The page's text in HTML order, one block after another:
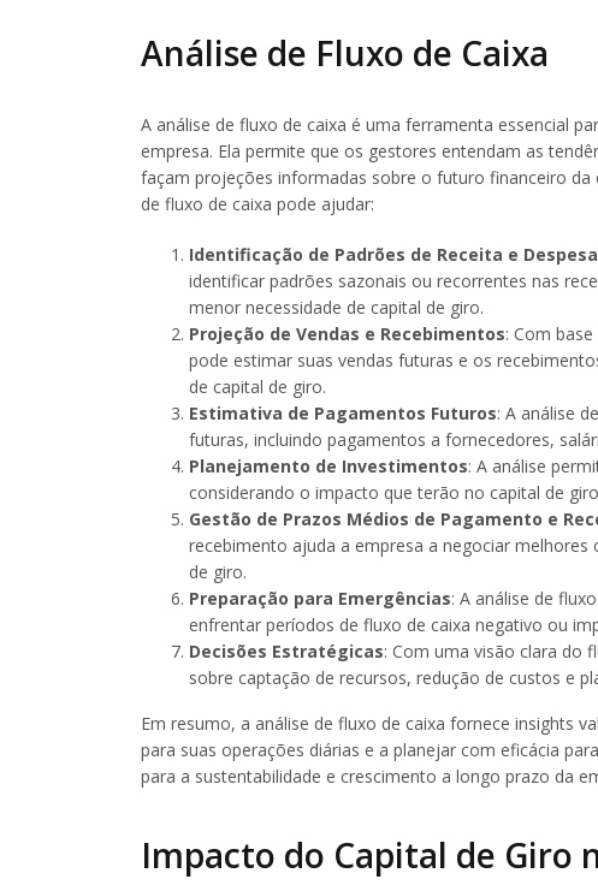
Análise de Fluxo de Caixa
A análise de fluxo de caixa é uma ferramenta essencial
empresa. Ela permite que os gestores entendam as
façam projeções informadas sobre o futuro financeiro da
de fluxo de caixa pode ajudar:
Identificação de Padrões de Receita e Despesa
identificar padrões sazonais ou recorrentes nas
menor necessidade de capital de giro.
Projeção de Vendas e Recebimentos: Com
pode estimar suas vendas futuras e os
de capital de giro.
Estimativa de Pagamentos Futuros: A análise
futuras, incluindo pagamentos a fornecedores,
Planejamento de Investimentos: A análise
considerando o impacto que terão no capital de
Gestão de Prazos Médios de Pagamento e
recebimento ajuda a empresa a negociar
de giro.
Preparação para Emergências: A análise de
enfrentar períodos de fluxo de caixa negativo ou
Decisões Estratégicas: Com uma visão clara do
sobre captação de recursos, redução de custos e
Em resumo, a análise de fluxo de caixa fornece insights
para suas operações diárias e a planejar com eficácia
para a sustentabilidade e crescimento a longo prazo da
Impacto do Capital de Giro